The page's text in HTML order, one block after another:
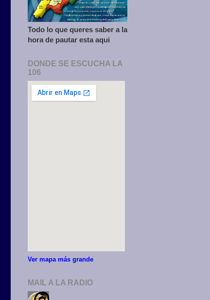
Todo lo que queres saber a la
hora de pautar esta aqui
DONDE SE ESCUCHA LA
106
Ver mapa más grande
MAIL A LA RADIO